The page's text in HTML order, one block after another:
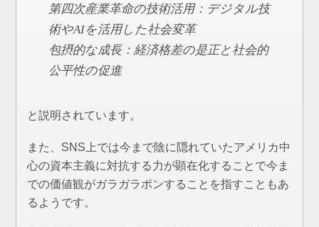
第四次産業革命の技術活用：デジタル技
術やAIを活用した社会変革
包摂的な成長：経済格差の是正と社会的
公平性の促進
と説明されています。
また、SNS上では今まで陰に隠れていたアメリカ中
心の資本主義に対抗する力が顕在化することで今ま
での価値観がガラガラポンすることを指すこともあ
るようです。